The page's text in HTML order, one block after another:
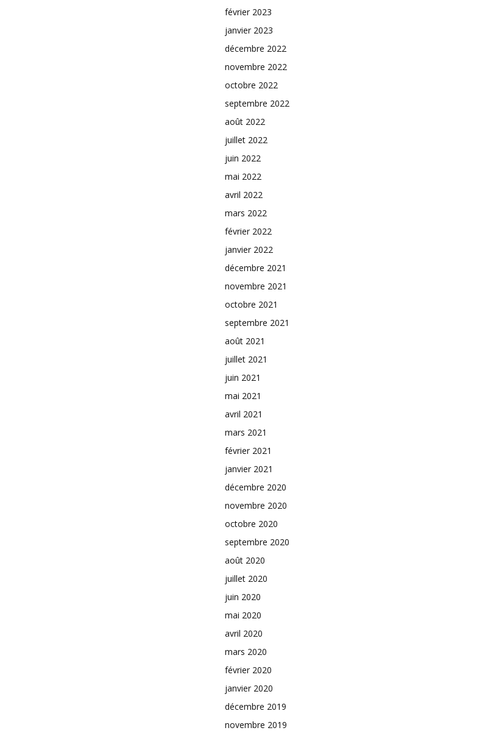
février 2023
janvier 2023
décembre 2022
novembre 2022
octobre 2022
septembre 2022
août 2022
juillet 2022
juin 2022
mai 2022
avril 2022
mars 2022
février 2022
janvier 2022
décembre 2021
novembre 2021
octobre 2021
septembre 2021
août 2021
juillet 2021
juin 2021
mai 2021
avril 2021
mars 2021
février 2021
janvier 2021
décembre 2020
novembre 2020
octobre 2020
septembre 2020
août 2020
juillet 2020
juin 2020
mai 2020
avril 2020
mars 2020
février 2020
janvier 2020
décembre 2019
novembre 2019